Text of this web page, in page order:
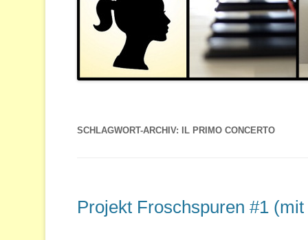
SCHLAGWORT-ARCHIV: IL PRIMO CONCERTO
Projekt Froschspuren #1